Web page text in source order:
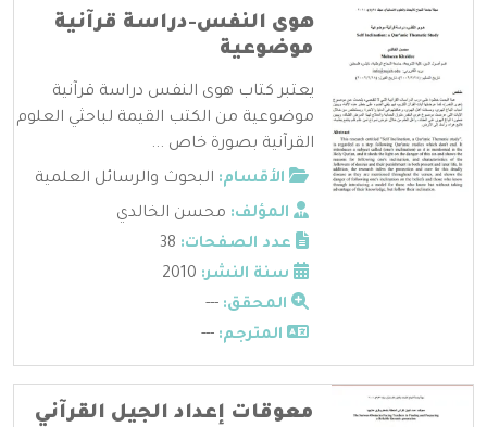
هوى النفس-دراسة قرآنية
موضوعية
يعتبر كتاب هوى النفس دراسة قرآنية
موضوعية من الكتب القيمة لباحثي العلوم
القرآنية بصورة خاص ...
الأقسام: البحوث والرسائل العلمية
المؤلف: محسن الخالدي
عدد الصفحات:
سنة النشر:
المحقق: ---
المترجم: ---
معوقات إعداد الجيل القرآني